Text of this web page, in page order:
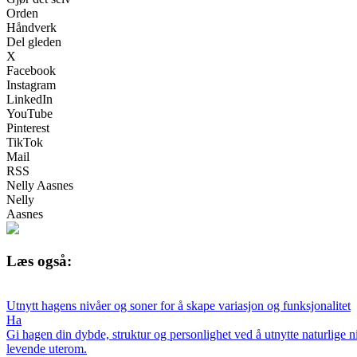
Orden
Håndverk
Del gleden
X
Facebook
Instagram
LinkedIn
YouTube
Pinterest
TikTok
Mail
RSS
Nelly Aasnes
Nelly
Aasnes
Læs også:
Utnytt hagens nivåer og soner for å skape variasjon og funksjonalitet
Ha
Gi hagen din dybde, struktur og personlighet ved å utnytte
levende uterom.